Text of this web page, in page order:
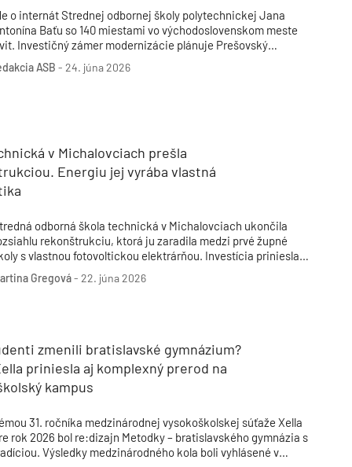
o internát Strednej odbornej školy polytechnickej Jana
Baťu so 140 miestami vo východoslovenskom meste
Investičný zámer modernizácie plánuje Prešovský
kraj (PSK) v predbežnej výške 7,1 mil. eur, ktorý
informoval na svojej stránke. Komplex má ubytovaciu,
ASB -24. júna 2026
v Michalovciach prešla
Energiu jej vyrába vlastná
odborná škola technická v Michalovciach ukončila
rekonštrukciu, ktorá ju zaradila medzi prvé župné
s vlastnou fotovoltickou elektrárňou. Investícia priniesla
energetickú efektívnosť, výrazné úspory a modernejšie
pre vzdelávanie.
Gregová-22. júna 2026
zmenili bratislavské gymnázium?
priniesla aj komplexný prerod na
kampus
31. ročníka medzinárodnej vysokoškolskej súťaže Xella
rok 2026 bol re:dizajn Metodky – bratislavského gymnázia s
Výsledky medzinárodného kola boli vyhlásené v